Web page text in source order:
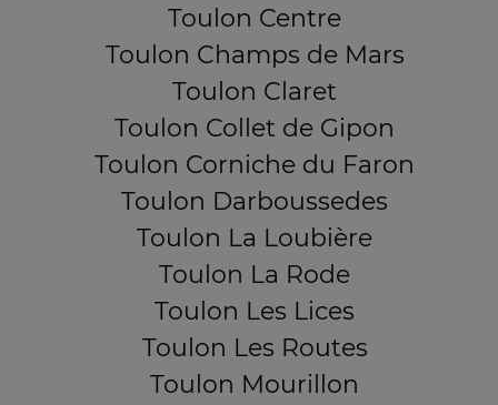
Toulon Centre
Toulon Champs de Mars
Toulon Claret
Toulon Collet de Gipon
Toulon Corniche du Faron
Toulon Darboussedes
Toulon La Loubière
Toulon La Rode
Toulon Les Lices
Toulon Les Routes
Toulon Mourillon